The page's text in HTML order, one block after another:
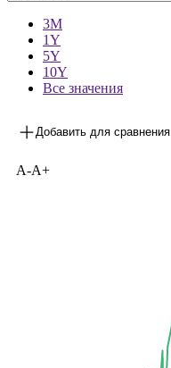
3М
1Y
5Y
10Y
Все значения
Добавить для сравнения